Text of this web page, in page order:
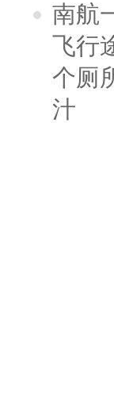
南航
飞行
个厕
汁